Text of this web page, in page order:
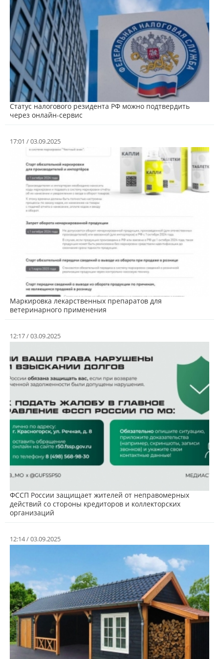
Статус налогового резидента РФ можно подтвердить
через онлайн-сервис
17:01 / 03.09.2025
Маркировка лекарственных препаратов для
ветеринарного применения
12:17 / 03.09.2025
ФССП России защищает жителей от неправомерных
действий со стороны кредиторов и коллекторских
организаций
12:14 / 03.09.2025